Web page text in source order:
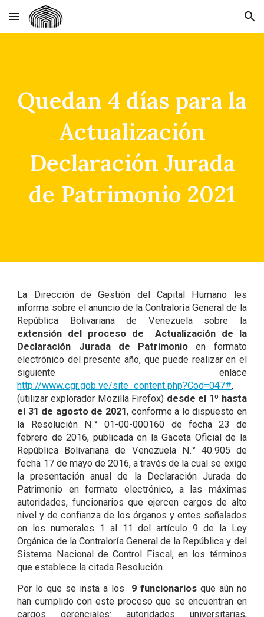
Skip to main content Skip to navigation
Quedan 4 días para la
Actualización
Declaración Jurada
de Patrimonio 2021
La Dirección de Gestión del Capital Humano les
informa sobre el anuncio de la Contraloría General de la
República Bolivariana de Venezuela sobre la
extensión del proceso de Actualización de la
Declaración Jurada de Patrimonio en formato
electrónico del presente año, que puede realizar en el
siguiente enlace
http://www.cgr.gob.ve/site_content.php?Cod=047#,
(utilizar explorador Mozilla Firefox) desde el 1º hasta
el 31 de agosto de 2021, conforme a lo dispuesto en
la Resolución N.° 01-00-000160 de fecha 23 de
febrero de 2016, publicada en la Gaceta Oficial de la
República Bolivariana de Venezuela N.° 40.905 de
fecha 17 de mayo de 2016, a través de la cual se exige
la presentación anual de la Declaración Jurada de
Patrimonio en formato electrónico, a las máximas
autoridades, funcionarios que ejercen cargos de alto
nivel y de confianza de los órganos y entes señalados
en los numerales 1 al 11 del artículo 9 de la Ley
Orgánica de la Contraloría General de la República y del
Sistema Nacional de Control Fiscal, en los términos
que establece la citada Resolución.
Por lo que se insta a los 9 funcionariosque aún no
han cumplido con este proceso que se encuentran en
cargos gerenciales: autoridades universitarias,